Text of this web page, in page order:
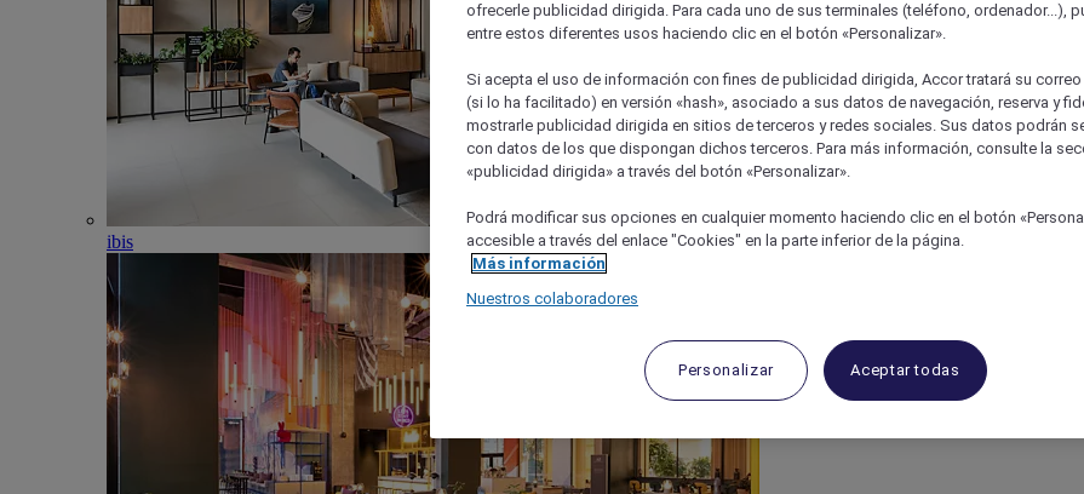
ibis
ofrecerle publicidad dirigida. Para cada uno de sus terminales (teléfono, ordenador...),
entre estos diferentes usos haciendo clic en el botón «Personalizar».
Si acepta el uso de información con fines de publicidad dirigida, Accor tratará su
(si lo ha facilitado) en versión «hash», asociado a sus datos de navegación, reserva y
mostrarle publicidad dirigida en sitios de terceros y redes sociales. Sus datos podrán
con datos de los que dispongan dichos terceros. Para más información, consulte la
«publicidad dirigida» a través del botón «Personalizar».
Podrá modificar sus opciones en cualquier momento haciendo clic en el botón
accesible a través del enlace "Cookies" en la parte inferior de la página.
Más información
Nuestros colaboradores
Personalizar Aceptar todas